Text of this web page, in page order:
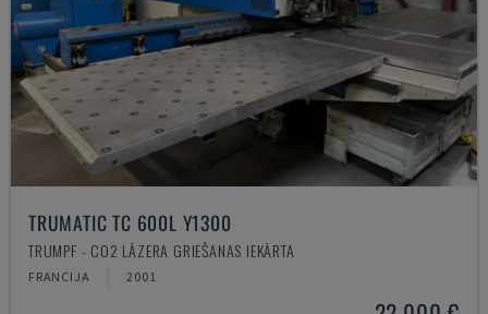
TRUMATIC TC 600L Y1300
TRUMPF - CO2 LĀZERA GRIEŠANAS IEKĀRTA
FRANCIJA 2001